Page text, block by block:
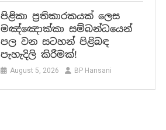
පිළිකා ප්‍රතිකාරකයක් ලෙස
මඤ්ඤොක්කා සම්බන්ධයෙන්
පල වන සටහන් පිළිබඳ
පැහැදිලි කිරීමක්!
August 5, 2026 BP Hansani